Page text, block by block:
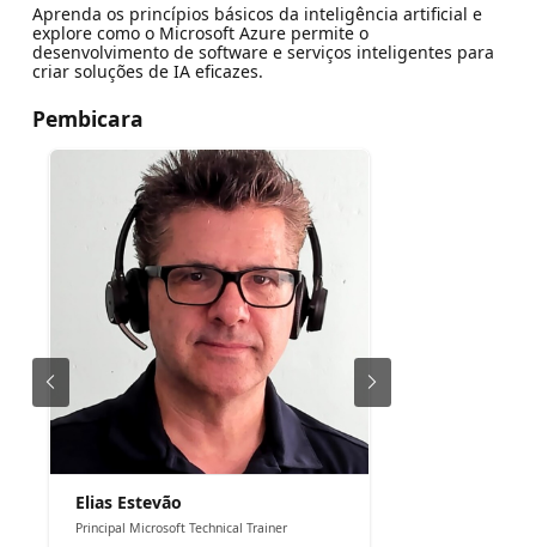
Aprenda os princípios básicos da inteligência artificial e
explore como o Microsoft Azure permite o
desenvolvimento de software e serviços inteligentes para
criar soluções de IA eficazes.
Pembicara
Elias Estevão
Principal Microsoft Technical Trainer